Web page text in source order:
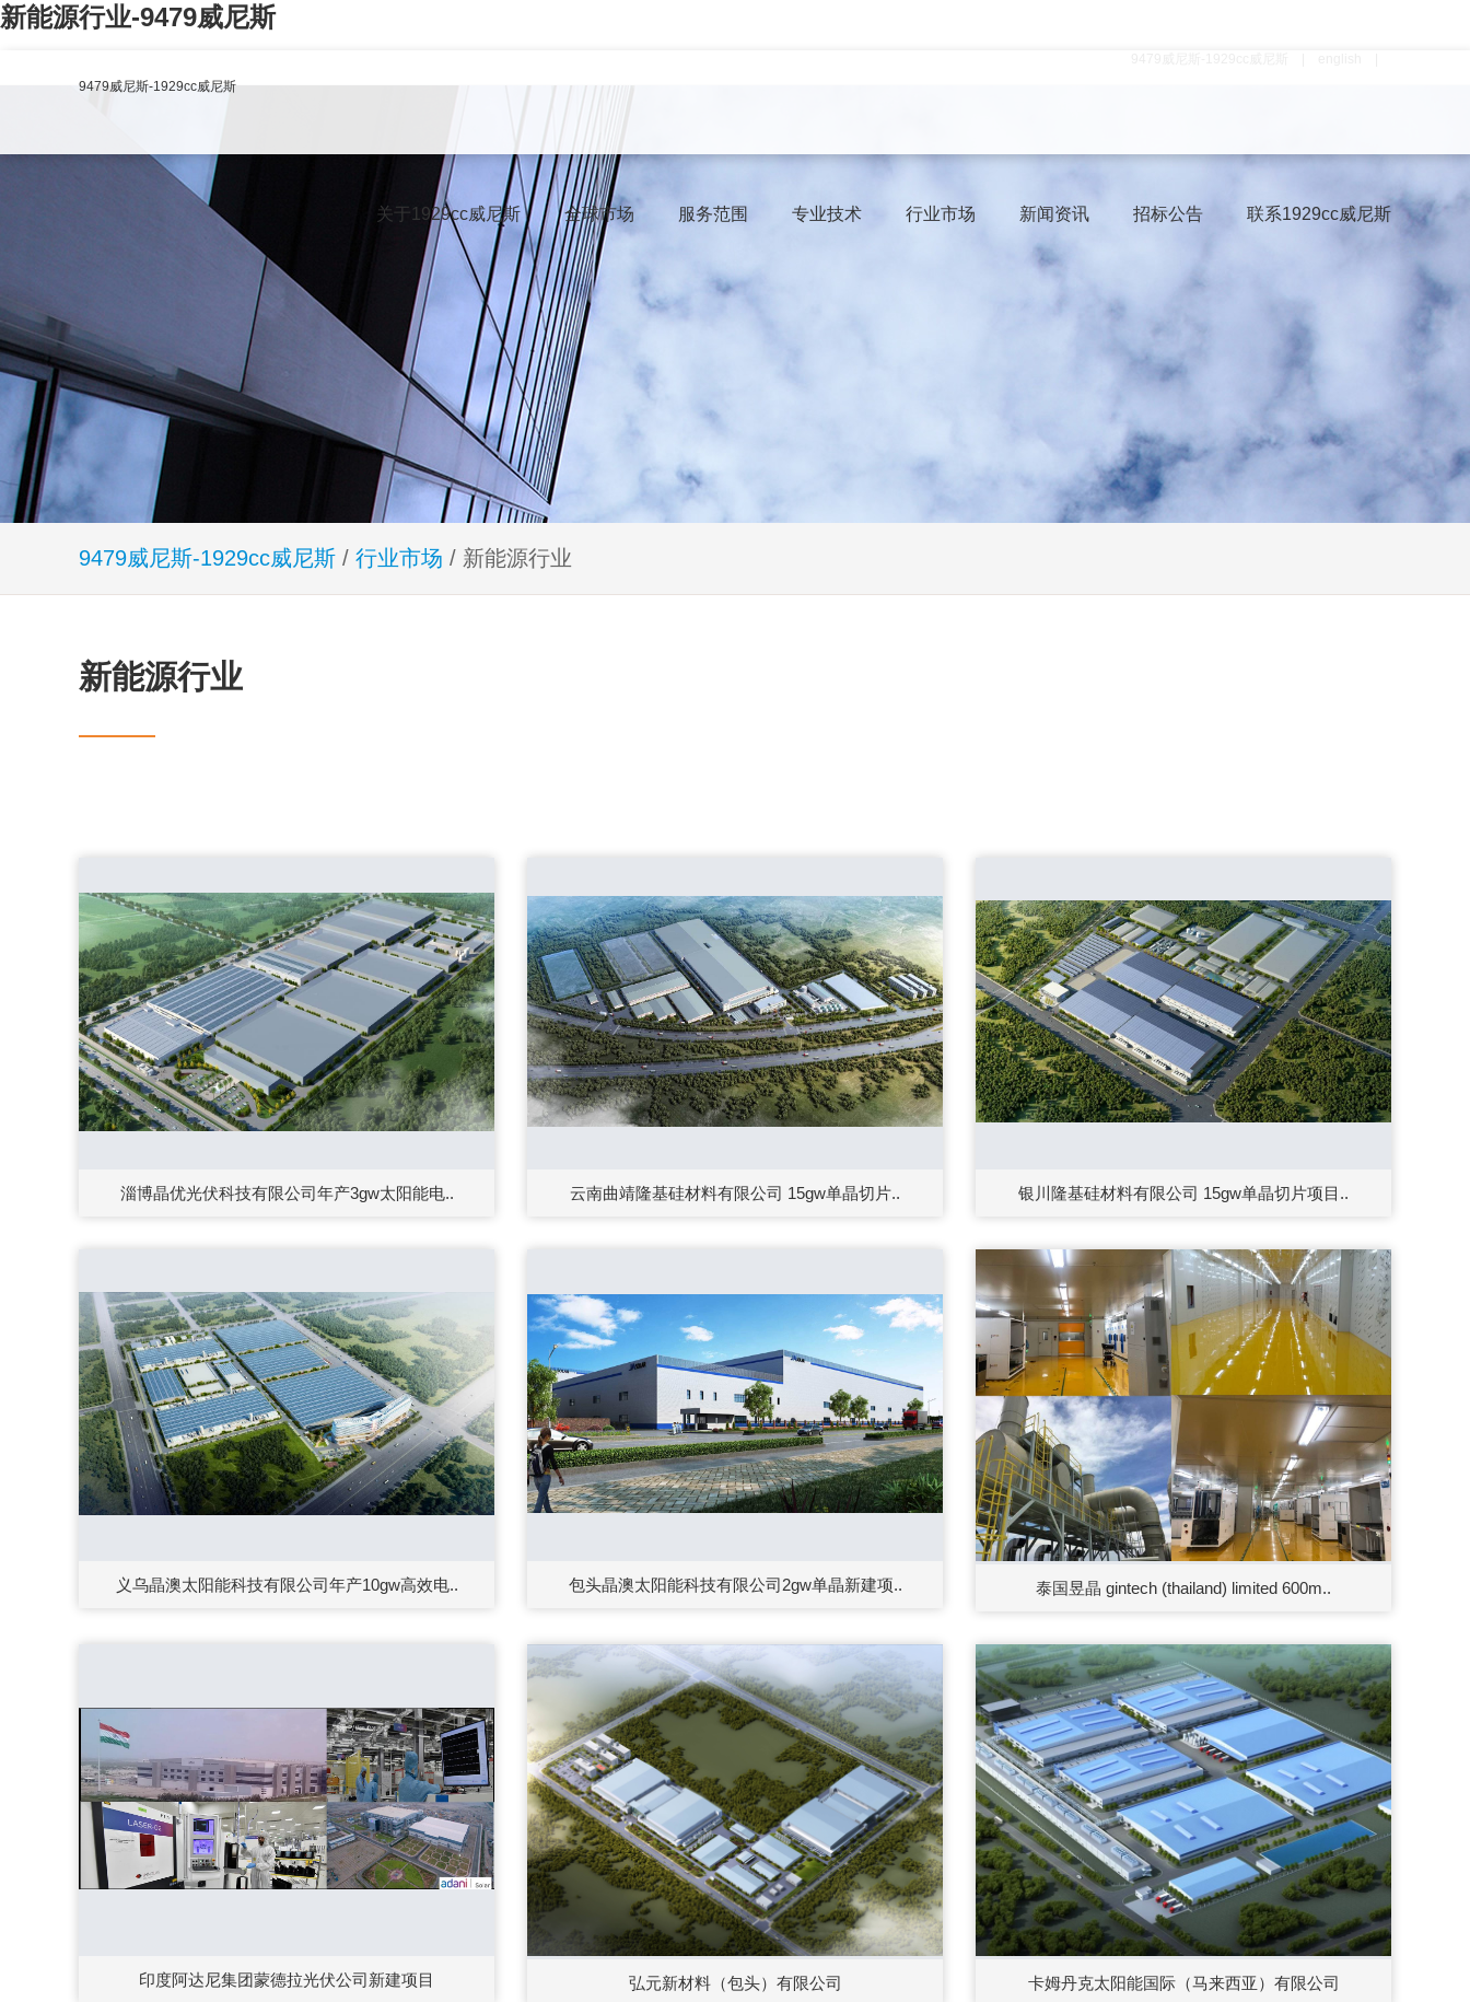
新能源行业-9479威尼斯
9479威尼斯-1929cc威尼斯
关于1929cc威尼斯 全球市场 服务范围 专业技术 行业市场 新闻资讯 招标公告 联系1929cc威尼斯
9479威尼斯-1929cc威尼斯 / 行业市场 / 新能源行业
新能源行业
淄博晶优光伏科技有限公司年产3gw太阳能电.. 云南曲靖隆基硅材料有限公司 15gw单晶切片.. 银川隆基硅材料有限公司 15gw单晶切片项目..
义乌晶澳太阳能科技有限公司年产10gw高效电.. 包头晶澳太阳能科技有限公司2gw单晶新建项.. 泰国昱晶 gintech (thailand) limited 600m..
印度阿达尼集团蒙德拉光伏公司新建项目 弘元新材料（包头）有限公司 卡姆丹克太阳能国际（马来西亚）有限公司